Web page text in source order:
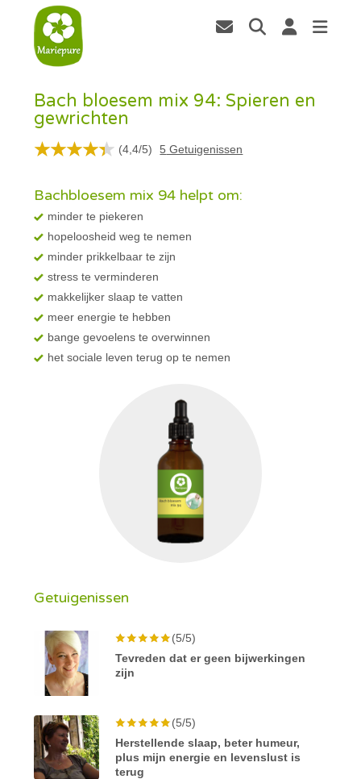
Bach bloesem mix 94: Spieren en
gewrichten
(4,4/5) 5 Getuigenissen
Bachbloesem mix 94 helpt om:
minder te piekeren
hopeloosheid weg te nemen
minder prikkelbaar te zijn
stress te verminderen
makkelijker slaap te vatten
meer energie te hebben
bange gevoelens te overwinnen
het sociale leven terug op te nemen
Getuigenissen
(5/5)
Tevreden dat er geen bijwerkingen
zijn
(5/5)
Herstellende slaap, beter humeur,
plus mijn energie en levenslust is
terug